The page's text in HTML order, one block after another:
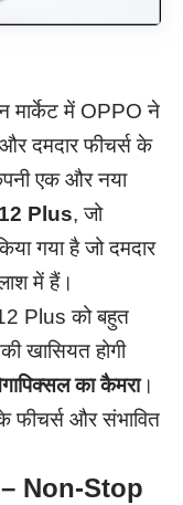
मार्केट में OPPO ने
और दमदार फीचर्स के
एक और नया
Plus, जो
गया है जो दमदार
में हैं।
Plus को बहुत
खासियत होगी
का कैमरा।
फीचर्स और संभावित
– Non-Stop